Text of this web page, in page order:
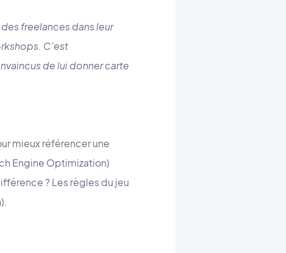
freelances dans leur
C'est
de lui donner carte
mieux référencer une
Engine Optimization)
? Les règles du jeu